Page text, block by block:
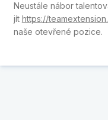
Neustále nábor
jít https://
naše otevřené pozice.